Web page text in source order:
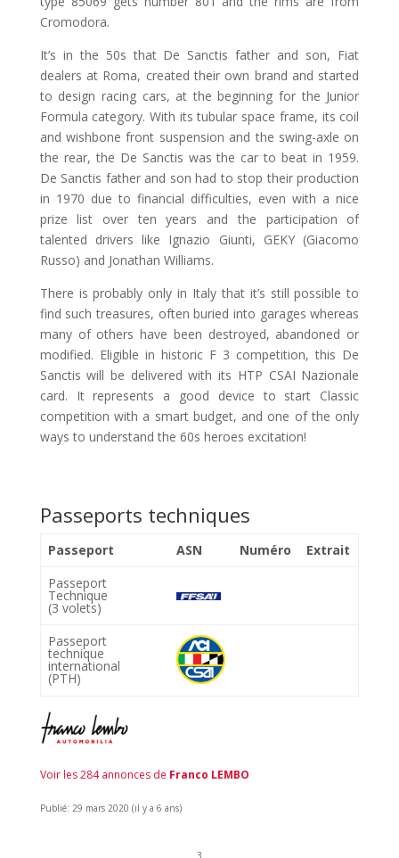
Cromodora.
It’s in the 50s that De Sanctis father and son, Fiat
dealers at Roma, created their own brand and started
to design racing cars, at the beginning for the Junior
Formula category. With its tubular space frame, its coil
and wishbone front suspension and the swing-axle on
the rear, the De Sanctis was the car to beat in 1959.
De Sanctis father and son had to stop their production
in 1970 due to financial difficulties, even with a nice
prize list over ten years and the participation of
talented drivers like Ignazio Giunti, GEKY (Giacomo
Russo) and Jonathan Williams.
There is probably only in Italy that it’s still possible to
find such treasures, often buried into garages whereas
many of others have been destroyed, abandoned or
modified. Eligible in historic F 3 competition, this De
Sanctis will be delivered with its HTP CSAI Nazionale
card. It represents a good device to start Classic
competition with a smart budget, and one of the only
ways to understand the 60s heroes excitation!
Passeports techniques
Passeport ASN Numéro
Extrait
Passeport
Technique
(3 volets)
Passeport
technique
international
(PTH)
Voir les 284 annonces de Franco LEMBO
Publié: 29 mars 2020 (il y a 6 ans)
3